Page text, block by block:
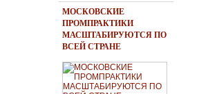
МОСКОВСКИЕ
ПРОМПРАКТИКИ
МАСШТАБИРУЮТСЯ ПО
ВСЕЙ СТРАНЕ